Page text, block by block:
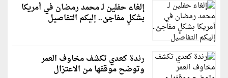
إلغاء حفلين لـ محمد رمضان في أمريكا
بشكلٍ مفاجئ.. إليكم التفاصيل
رندة كعدي تكشف مخاوف العمر
وتوضح موقفها من الاعتزال